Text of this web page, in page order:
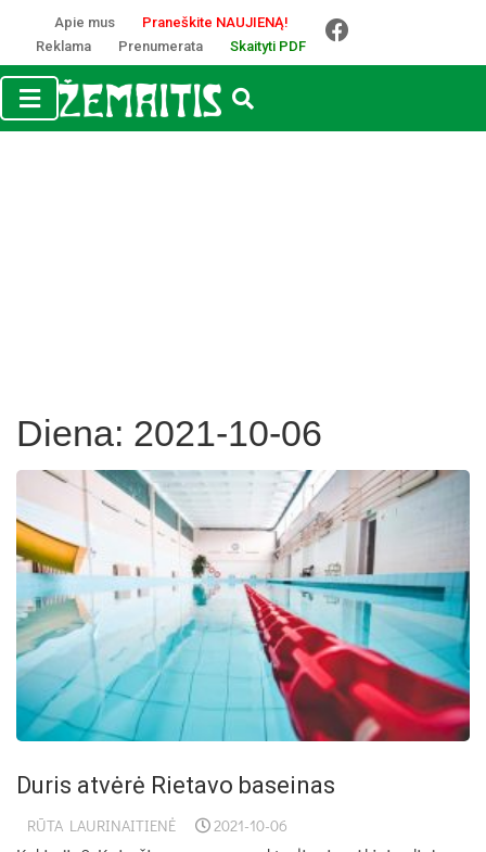
Apie mus
Praneškite NAUJIENĄ!
Reklama
Prenumerata Skaityti PDF
Diena: 2021-10-06
Duris atvėrė Rietavo baseinas
RŪTA LAURINAITIENĖ 2021-10-06